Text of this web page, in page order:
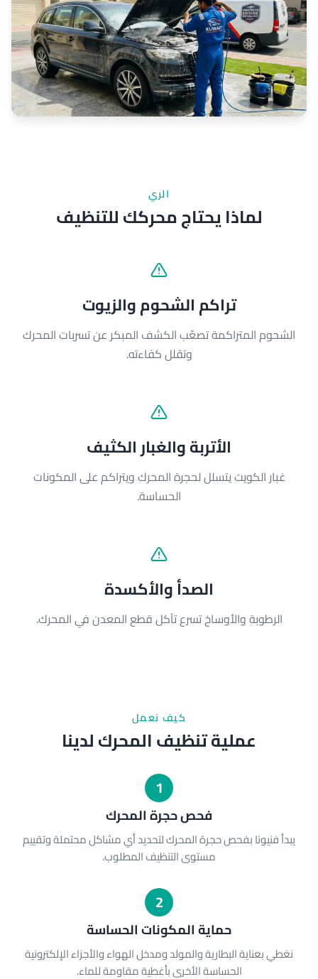
الري
لماذا يحتاج محركك للتنظيف
تراكم الشحوم والزيوت
الشحوم المتراكمة تصعّب الكشف المبكر عن تسربات المحرك
وتقلل كفاءته.
الأتربة والغبار الكثيف
غبار الكويت يتسلل لحجرة المحرك ويتراكم على المكونات
الحساسة.
الصدأ والأكسدة
الرطوبة والأوساخ تسرع تآكل قطع المعدن في المحرك.
كيف نعمل
عملية تنظيف المحرك لدينا
1
فحص حجرة المحرك
يبدأ فنيونا بفحص حجرة المحرك لتحديد أي مشاكل محتملة وتقييم
مستوى التنظيف المطلوب.
2
حماية المكونات الحساسة
نغطي بعناية البطارية والمولد ومدخل الهواء والأجزاء الإلكترونية
الحساسة الأخرى بأغطية مقاومة للماء.